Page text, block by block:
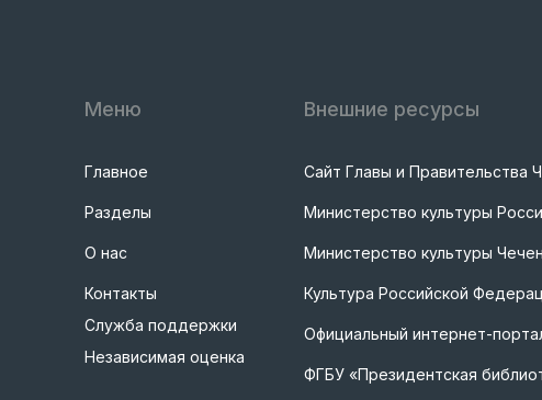
Меню
Главное
Разделы
О нас
Контакты
Служба поддержки
Независимая оценка
Внешние ресурсы
Сайт Главы и Правительства
Министерство культуры
Министерство культуры
Культура Российской
Официальный интернет-
ФГБУ «Президентская